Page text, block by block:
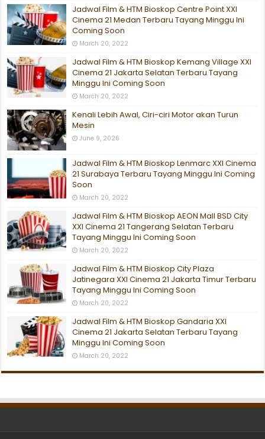
Jadwal Film & HTM Bioskop Centre Point XXI
Cinema 21 Medan Terbaru Tayang Minggu Ini
Coming Soon
March 20, 2022
Jadwal Film & HTM Bioskop Kemang Village XXI
Cinema 21 Jakarta Selatan Terbaru Tayang
Minggu Ini Coming Soon
March 20, 2022
Kenali Lebih Awal, Ciri-ciri Motor akan Turun
Mesin
June 9, 2026
Jadwal Film & HTM Bioskop Lenmarc XXI Cinema
21 Surabaya Terbaru Tayang Minggu Ini Coming
Soon
March 20, 2022
Jadwal Film & HTM Bioskop AEON Mall BSD City
XXI Cinema 21 Tangerang Selatan Terbaru
Tayang Minggu Ini Coming Soon
March 20, 2022
Jadwal Film & HTM Bioskop City Plaza
Jatinegara XXI Cinema 21 Jakarta Timur Terbaru
Tayang Minggu Ini Coming Soon
March 20, 2022
Jadwal Film & HTM Bioskop Gandaria XXI
Cinema 21 Jakarta Selatan Terbaru Tayang
Minggu Ini Coming Soon
March 20, 2022